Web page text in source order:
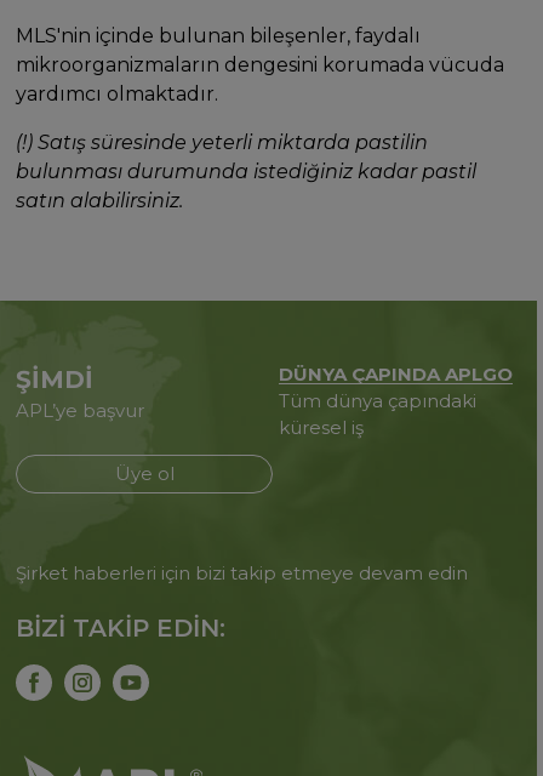
MLS'nin içinde bulunan bileşenler, faydalı
mikroorganizmaların dengesini korumada vücuda
yardımcı olmaktadır.
(!) Satış süresinde yeterli miktarda pastilin
bulunması durumunda istediğiniz kadar pastil
satın alabilirsiniz.
ŞİMDİ
APL’ye başvur
Üye ol
DÜNYA ÇAPINDA APLGO
Tüm dünya çapındaki
küresel iş
Şirket haberleri için bizi takip etmeye devam edin
BİZİ TAKİP EDİN: